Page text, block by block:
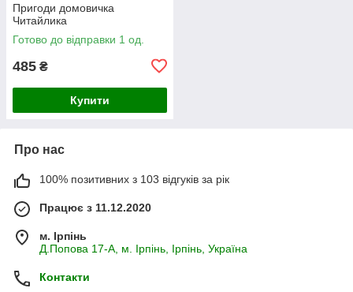
Пригоди домовичка
Читайлика
Готово до відправки 1 од.
485 ₴
Купити
Про нас
100% позитивних з 103 відгуків за рік
Працює з 11.12.2020
м. Ірпінь
Д.Попова 17-А, м. Ірпінь, Ірпінь, Україна
Контакти